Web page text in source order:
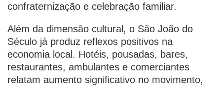
confraternização e celebração familiar.
Além da dimensão cultural, o São João do
Século já produz reflexos positivos na
economia local. Hotéis, pousadas, bares,
restaurantes, ambulantes e comerciantes
relatam aumento significativo no movimento,